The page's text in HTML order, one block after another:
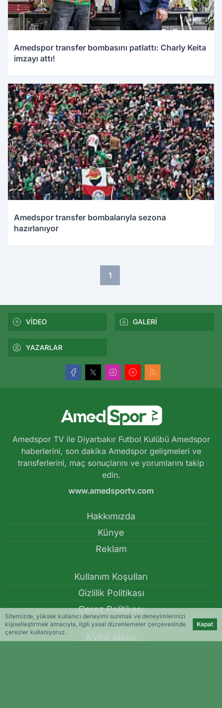
Amedspor transfer bombasını patlattı: Charly Keita
imzayı attı!
Amedspor transfer bombalarıyla sezona
hazırlanıyor
1
VİDEO GALERİ
YAZARLAR
Amedspor TV ile Diyarbakır Futbol Kulübü Amedspor
haberlerini, son dakika Amedspor gelişmeleri ve
transferlerini, maç sonuçlarını ve yorumlarını takip
edin.
www.amedsportv.com
Hakkımızda
Künye
Reklam
Kullanım Koşulları
Gizlilik Politikası
Çerez Politikası
KVKK Metni
Sitemizde, yüksek kullanıcı deneyimi sunmak ve deneyimlerinizi
kişiselleştirmek amacıyla, ilgili yasal düzenlemeler çerçevesinde
çerezler kullanıyoruz.
Kapat